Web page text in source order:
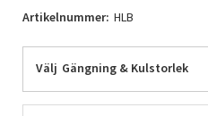
Artikelnummer: HLB
Välj Gängning & Kulstorlek